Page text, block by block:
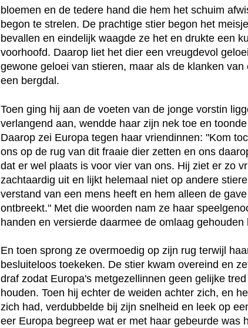
bloemen en de tedere hand die hem het schuim
begon te strelen. De prachtige stier begon het
bevallen en eindelijk waagde ze het en drukte een
voorhoofd. Daarop liet het dier een vreugdevol
gewone geloei van stieren, maar als de klanken van
een bergdal.
Toen ging hij aan de voeten van de jonge vorstin
verlangend aan, wendde haar zijn nek toe en
Daarop zei Europa tegen haar vriendinnen: "Kom
ons op de rug van dit fraaie dier zetten en ons
dat er wel plaats is voor vier van ons. Hij ziet er zo
zachtaardig uit en lijkt helemaal niet op andere
verstand van een mens heeft en hem alleen de
ontbreekt." Met die woorden nam ze haar
handen en versierde daarmee de omlaag gehouden
En toen sprong ze overmoedig op zijn rug terwijl
besluiteloos toekeken. De stier kwam overeind en
draf zodat Europa's metgezellinnen geen gelijke
houden. Toen hij echter de weiden achter zich, en
zich had, verdubbelde bij zijn snelheid en leek op
eer Europa begreep wat er met haar gebeurde was